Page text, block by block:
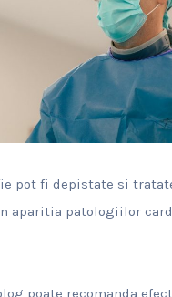
pot fi depistate si
aparitia patologiilor
poate recomanda